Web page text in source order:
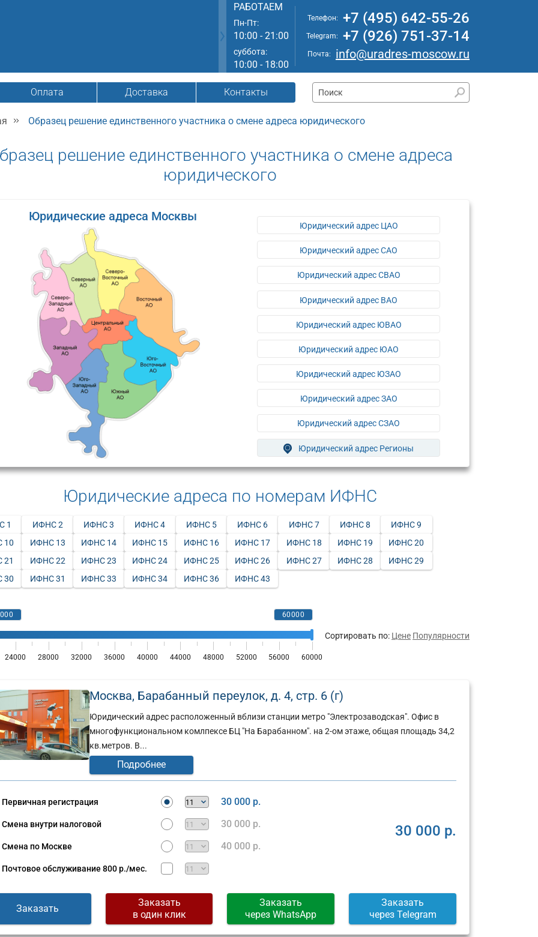
РАБОТАЕМ
Пн-Пт:
10:00 - 21:00
суббота:
10:00 - 18:00
Телефон: +7 (495) 642-55-26
Telegram: +7 (926) 751-37-14
Почта: info@uradres-moscow.ru
Оплата Доставка Контакты
Образец решение единственного участника о смене адреса юридического
решение единственного участника о смене адреса
юридического
Юридические адреса Москвы
Юридический адрес ЦАО
Юридический адрес САО
Юридический адрес СВАО
Юридический адрес ВАО
Юридический адрес ЮВАО
Юридический адрес ЮАО
Юридический адрес ЮЗАО
Юридический адрес ЗАО
Юридический адрес СЗАО
Юридический адрес Регионы
Юридические адреса по номерам ИФНС
1 ИФНС 2 ИФНС 3 ИФНС 4 ИФНС 5 ИФНС 6 ИФНС 7 ИФНС 8
ИФНС 9
10
ИФНС 13 ИФНС 14 ИФНС 15 ИФНС 16 ИФНС 17 ИФНС 18 ИФНС 19
ИФНС 20
21
ИФНС 22 ИФНС 23 ИФНС 24 ИФНС 25 ИФНС 26 ИФНС 27 ИФНС 28
ИФНС 29
30
ИФНС 31 ИФНС 33 ИФНС 34 ИФНС 36 ИФНС 43
Сортировать по: Цене Популярности
Москва, Барабанный переулок, д. 4, стр. 6 (г)
Юридический адрес расположенный вблизи станции метро "Электрозаводская". Офис в
многофункциональном комлпексе БЦ "На Барабанном". на 2-ом этаже, общая площадь 34,2
кв.метров. В...
Подробнее
Первичная регистрация 30 000 р.
Смена внутри налоговой 30 000 р.
Смена по Москве 40 000 р.
Почтовое обслуживание 800 р./мес.
30 000 р.
Заказать
Заказать
в один клик
Заказать
через WhatsApp
Заказать
через Telegram